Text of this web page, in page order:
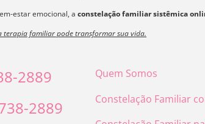
estar emocional, a constelação familiar sistêmica
terapia familiar pode transformar sua vida.
2889
2889
Quem Somos
Constelação Familiar